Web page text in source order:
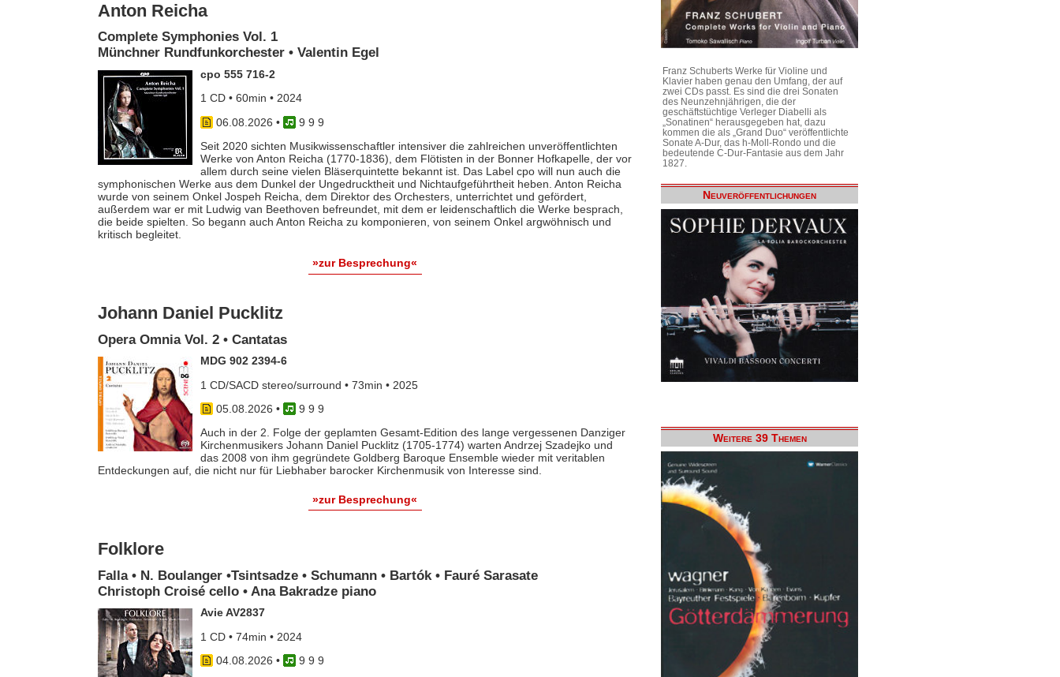
Anton Reicha
Complete Symphonies Vol. 1
Münchner Rundfunkorchester • Valentin Egel
cpo 555 716-2
1 CD • 60min • 2024
06.08.2026 •
9 9 9
Seit 2020 sichten Musikwissenschaftler intensiver die zahlreichen unveröffentlichten
Werke von Anton Reicha (1770-1836), dem Flötisten in der Bonner Hofkapelle, der vor
allem durch seine vielen Bläserquintette bekannt ist. Das Label cpo will nun auch die
symphonischen Werke aus dem Dunkel der Ungedrucktheit und Nichtaufgeführtheit heben. Anton Reicha
wurde von seinem Onkel Jospeh Reicha, dem Direktor des Orchesters, unterrichtet und gefördert,
außerdem war er mit Ludwig van Beethoven befreundet, mit dem er leidenschaftlich die Werke besprach,
die beide spielten. So begann auch Anton Reicha zu komponieren, von seinem Onkel argwöhnisch und
kritisch begleitet.
»zur Besprechung«
Johann Daniel Pucklitz
Opera Omnia Vol. 2 • Cantatas
MDG 902 2394-6
1 CD/SACD stereo/surround • 73min • 2025
05.08.2026 •
9 9 9
Auch in der 2. Folge der geplamten Gesamt-Edition des lange vergessenen Danziger
Kirchenmusikers Johann Daniel Pucklitz (1705-1774) warten Andrzej Szadejko und
das 2008 von ihm gegründete Goldberg Baroque Ensemble wieder mit veritablen
Entdeckungen auf, die nicht nur für Liebhaber barocker Kirchenmusik von Interesse sind.
»zur Besprechung«
Folklore
Falla • N. Boulanger •Tsintsadze • Schumann • Bartók • Fauré Sarasate
Christoph Croisé cello • Ana Bakradze piano
Avie AV2837
1 CD • 74min • 2024
04.08.2026 •
9 9 9
Franz Schuberts Werke für Violine und
Klavier haben genau den Umfang, der auf
zwei CDs passt. Es sind die drei Sonaten
des Neunzehnjährigen, die der
geschäftstüchtige Verleger Diabelli als
„Sonatinen“ herausgegeben hat, dazu
kommen die als „Grand Duo“ veröffentlichte
Sonate A-Dur, das h-Moll-Rondo und die
bedeutende C-Dur-Fantasie aus dem Jahr
1827.
Neuveröffentlichungen
Weitere 39 Themen